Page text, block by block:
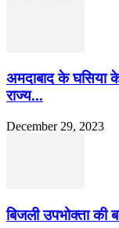
अमदाबाद के घसिया
राज्य...
December 29, 2023
बिजली उपभोक्ता की